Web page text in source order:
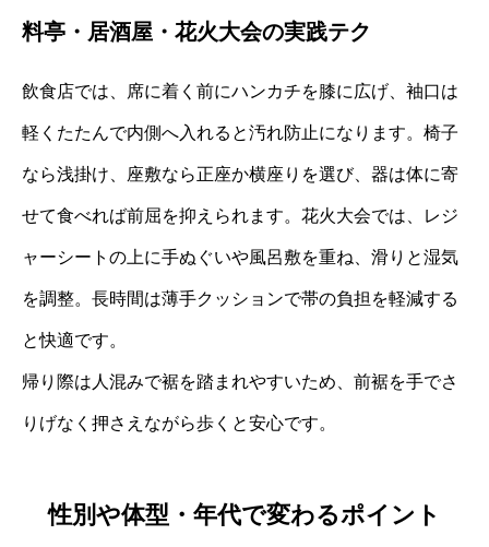
料亭・居酒屋・花火大会の実践テク
飲食店では、席に着く前にハンカチを膝に広げ、袖口は
軽くたたんで内側へ入れると汚れ防止になります。椅子
なら浅掛け、座敷なら正座か横座りを選び、器は体に寄
せて食べれば前屈を抑えられます。花火大会では、レジ
ャーシートの上に手ぬぐいや風呂敷を重ね、滑りと湿気
を調整。長時間は薄手クッションで帯の負担を軽減する
と快適です。
帰り際は人混みで裾を踏まれやすいため、前裾を手でさ
りげなく押さえながら歩くと安心です。
性別や体型・年代で変わるポイント